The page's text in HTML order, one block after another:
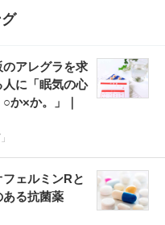
アレグラを求
に「眠気の心
か×か。」｜
ェルミンRと
る抗菌薬